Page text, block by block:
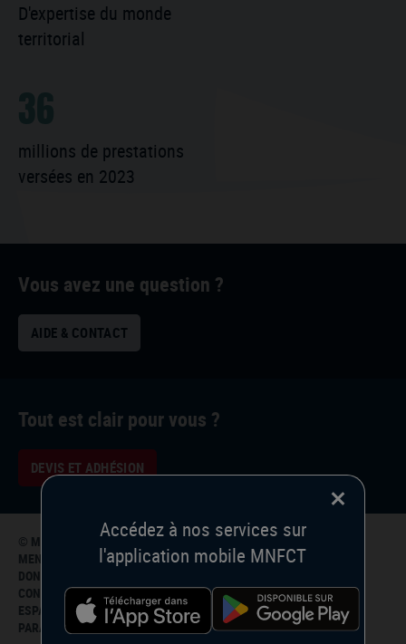
D'expertise du monde
territorial
millions de prestations
versées en 2023
Vous avez une question ?
AIDE & CONTACT
Tout est clair pour vous ?
DEVIS ET ADHÉSION
© MNFCT 2026
MENTIONS LÉGALES
DONNÉES PERSONNELLES
CONTACT
ESPACE ADHÉRENT
PARAMÈTRES DE CONFIDENTIALITÉ
Accédez à nos services sur
l'application mobile MNFCT